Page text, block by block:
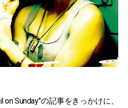
Sunday”の記事をきっかけに、